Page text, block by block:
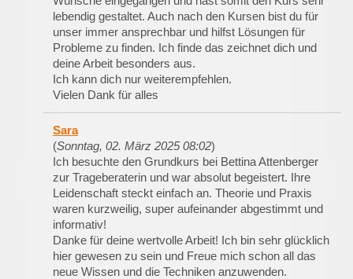
lebendig gestaltet. Auch nach den Kursen bist du für
unser immer ansprechbar und hilfst Lösungen für
Probleme zu finden. Ich finde das zeichnet dich und
deine Arbeit besonders aus.
Ich kann dich nur weiterempfehlen.
Vielen Dank für alles
Sara
(Sonntag, 02. März 2025 08:02)
Ich besuchte den Grundkurs bei Bettina Attenberger
zur Trageberaterin und war absolut begeistert. Ihre
Leidenschaft steckt einfach an. Theorie und Praxis
waren kurzweilig, super aufeinander abgestimmt und
informativ!
Danke für deine wertvolle Arbeit! Ich bin sehr glücklich
hier gewesen zu sein und Freue mich schon all das
neue Wissen und die Techniken anzuwenden.